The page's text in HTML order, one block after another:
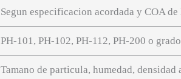
Segun especificacion acordada y COA de
PH-101, PH-102, PH-112, PH-200 o
Tamano de particula, humedad,